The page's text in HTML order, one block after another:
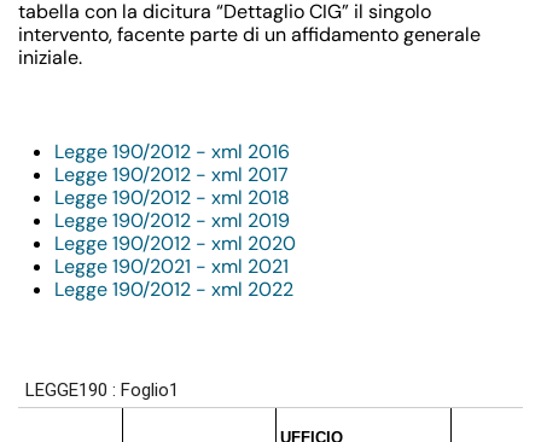
tabella con la dicitura “Dettaglio CIG” il singolo
intervento, facente parte di un affidamento generale
iniziale.
Legge 190/2012 - xml 2016
Legge 190/2012 - xml 2017
Legge 190/2012 - xml 2018
Legge 190/2012 - xml 2019
Legge 190/2012 - xml 2020
Legge 190/2021 - xml 2021
Legge 190/2012 - xml 2022